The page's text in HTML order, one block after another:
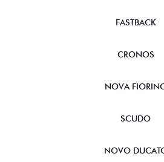
FASTBACK
CRONOS
NOVA
SCUDO
NOVO